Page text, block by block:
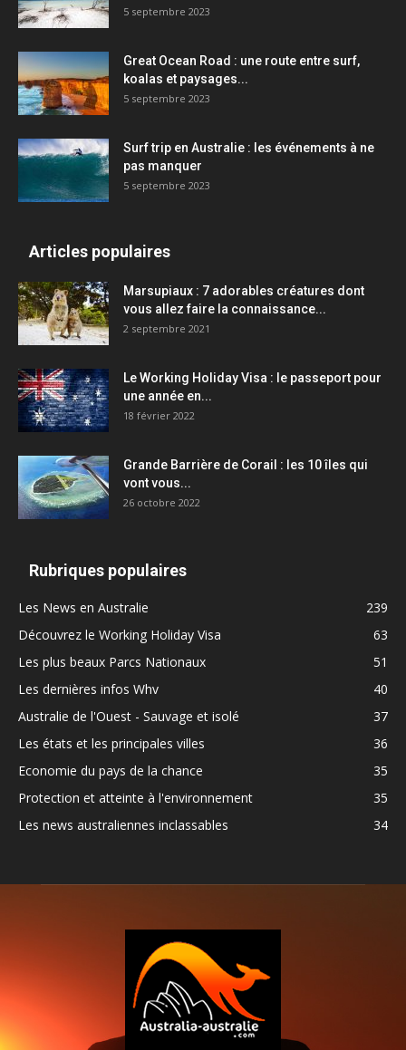
5 septembre 2023
Great Ocean Road : une route entre surf,
koalas et paysages...
5 septembre 2023
Surf trip en Australie : les événements à ne
pas manquer
5 septembre 2023
Articles populaires
Marsupiaux : 7 adorables créatures dont
vous allez faire la connaissance...
2 septembre 2021
Le Working Holiday Visa : le passeport pour
une année en...
18 février 2022
Grande Barrière de Corail : les 10 îles qui
vont vous...
26 octobre 2022
Rubriques populaires
Les News en Australie
239
Découvrez le Working Holiday Visa
63
Les plus beaux Parcs Nationaux
51
Les dernières infos Whv
40
Australie de l'Ouest - Sauvage et isolé
37
Les états et les principales villes
36
Economie du pays de la chance
35
Protection et atteinte à l'environnement
35
Les news australiennes inclassables
34